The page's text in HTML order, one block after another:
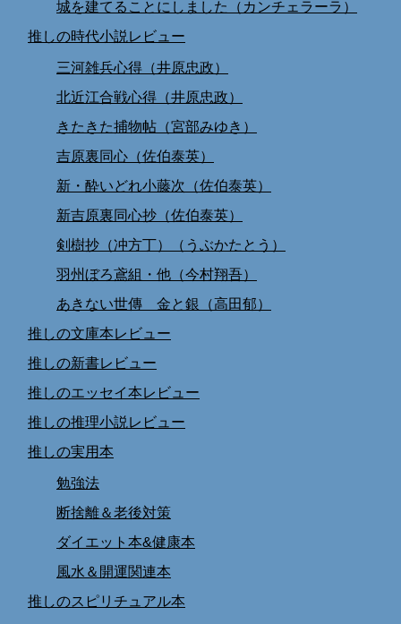
城を建てることにしました（カンチェラーラ）
推しの時代小説レビュー
三河雑兵心得（井原忠政）
北近江合戦心得（井原忠政）
きたきた捕物帖（宮部みゆき）
吉原裏同心（佐伯泰英）
新・酔いどれ小藤次（佐伯泰英）
新吉原裏同心抄（佐伯泰英）
剣樹抄（冲方丁）（うぶかたとう）
羽州ぼろ鳶組・他（今村翔吾）
あきない世傳 金と銀（高田郁）
推しの文庫本レビュー
推しの新書レビュー
推しのエッセイ本レビュー
推しの推理小説レビュー
推しの実用本
勉強法
断捨離＆老後対策
ダイエット本&健康本
風水＆開運関連本
推しのスピリチュアル本